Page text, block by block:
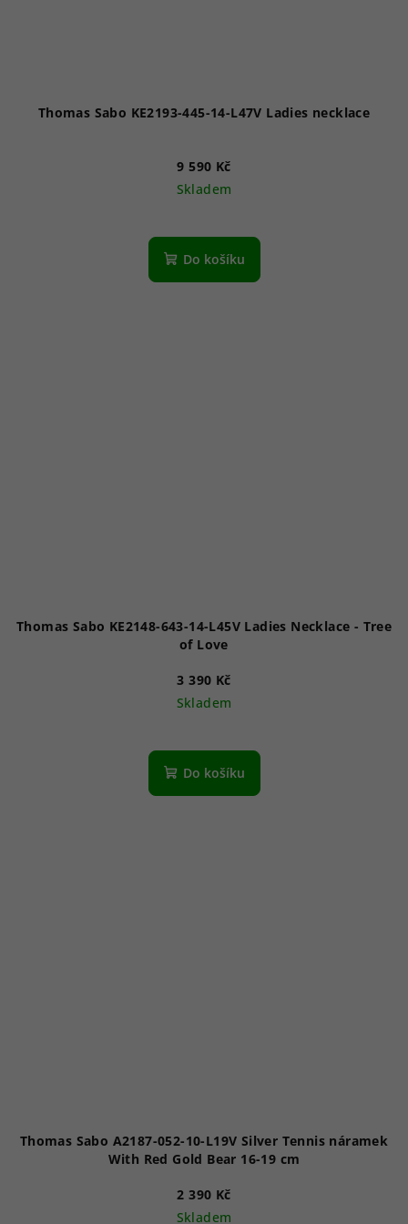
Thomas Sabo KE2193-445-14-L47V Ladies necklace
9 590 Kč
Skladem
Do košíku
Thomas Sabo KE2148-643-14-L45V Ladies Necklace - Tree
of Love
3 390 Kč
Skladem
Do košíku
Thomas Sabo A2187-052-10-L19V Silver Tennis náramek
With Red Gold Bear 16-19 cm
2 390 Kč
Skladem